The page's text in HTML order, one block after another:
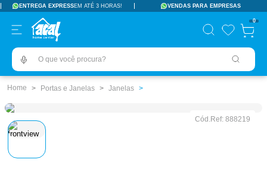
ENTREGA EXPRESSEM ATÉ 3 HORAS! VENDAS PARA EMPRESAS
0
O que você procura?
Portas e Janelas Janelas
Cód.Ref: 888219
TERMOS MAIS BUSCADOS
pisos revestimentos
º ceramica
tinta
5º revestimento